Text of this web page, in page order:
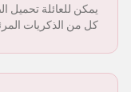
يمكن للعائلة تحميل
كل من الذكريات